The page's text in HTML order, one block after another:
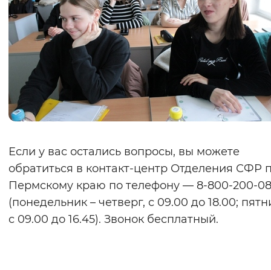
Если у вас остались вопросы, вы можете
обратиться в контакт-центр Отделения СФР
Пермскому краю по телефону — 8-800-200-
(понедельник – четверг, с 09.00 до 18.00;
с 09.00 до 16.45). Звонок бесплатный.